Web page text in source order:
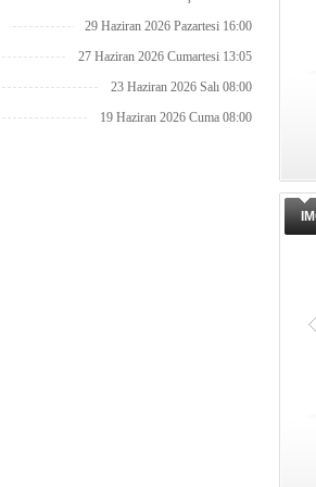
29 Haziran 2026 Pazartesi 16:00
27 Haziran 2026 Cumartesi 13:05
23 Haziran 2026 Salı 08:00
19 Haziran 2026 Cuma 08:00